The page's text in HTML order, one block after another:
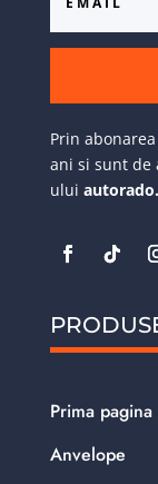
Prin
ani si sunt de
ului
Prima pagina
Anvelope